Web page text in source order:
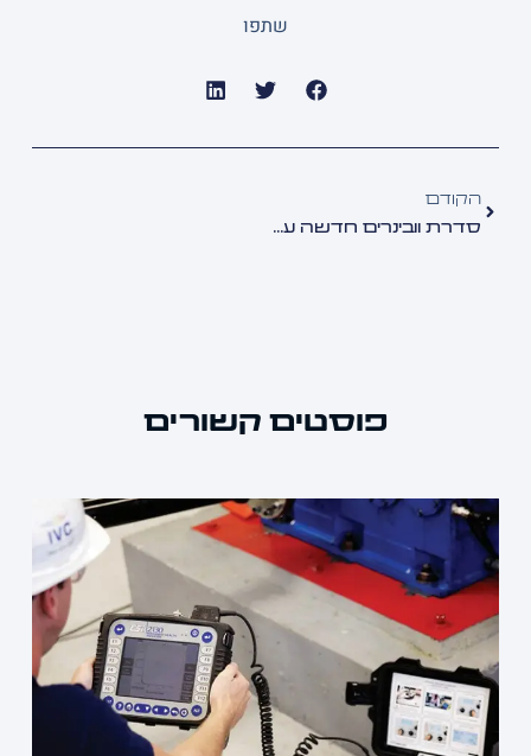
סדרת וובינרים חדשה על מדידות בתחום האנרגיה והתעשייה מבית THE MODAL SHOP
פוסטים קשורים